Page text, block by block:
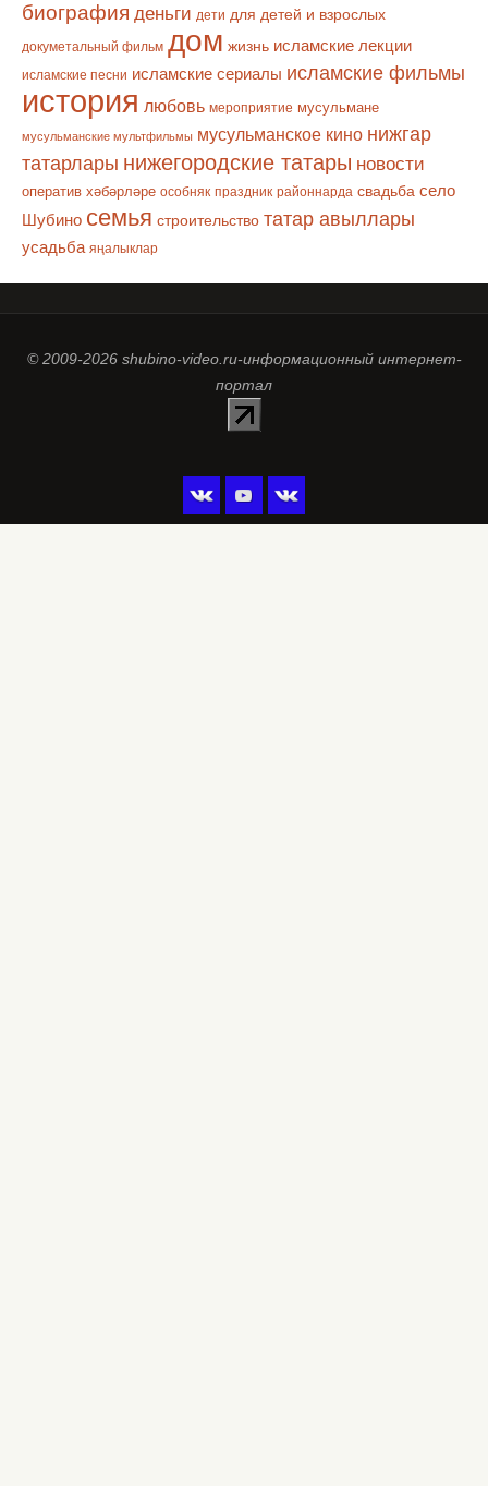
биография деньги дети для детей и взрослых
докуметальный фильм дом жизнь исламские лекции
исламские песни исламские сериалы исламские фильмы
история любовь мероприятие мусульмане
мусульманские мультфильмы мусульманское кино нижгар
татарлары нижегородские татары новости
оператив хәбәрләре особняк праздник районнарда свадьба село
Шубино семья строительство татар авыллары
усадьба яңалыклар
© 2009-2026 shubino-video.ru-информационный интернет-
портал